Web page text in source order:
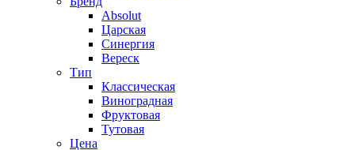
Absolut
Царская
Синергия
Вереск
Тип
Классическая
Виноградная
Фруктовая
Тутовая
Цена